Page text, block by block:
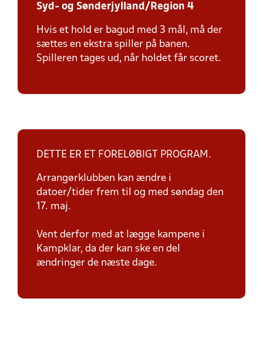
Syd- og Sønderjylland/Region 4
Hvis et hold er bagud med 3 mål, må der
sættes en ekstra spiller på banen.
Spilleren tages ud, når holdet får scoret.
DETTE ER ET FORELØBIGT PROGRAM.
Arrangørklubben kan ændre i
datoer/tider frem til og med søndag den
17. maj.
Vent derfor med at lægge kampene i
Kampklar, da der kan ske en del
ændringer de næste dage.